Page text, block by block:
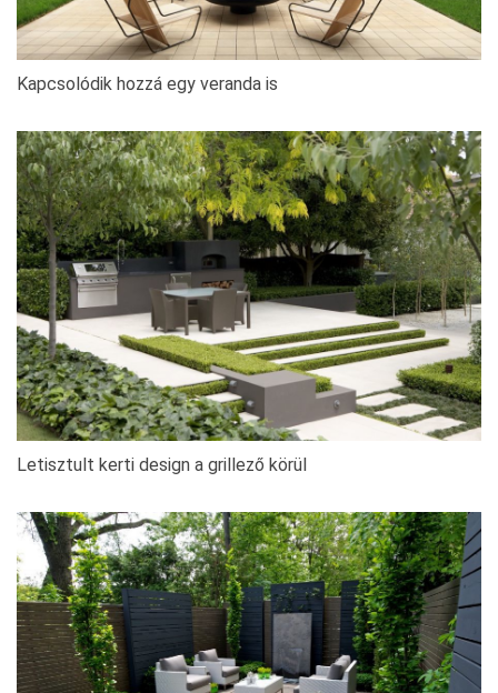
Kapcsolódik hozzá egy veranda is
Letisztult kerti design a grillező körül